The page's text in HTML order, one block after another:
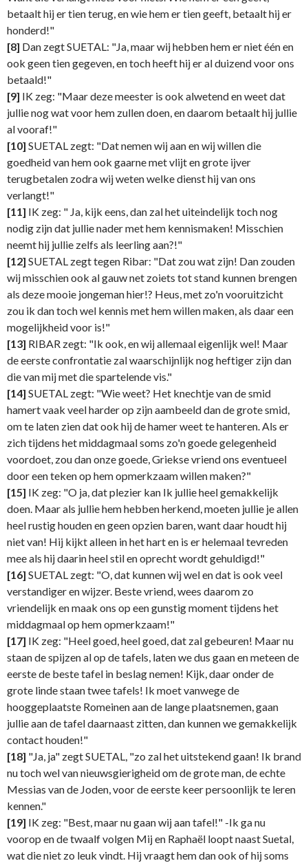
betaalt hij er tien terug, en wie hem er tien geeft, betaalt hij er
honderd!"
[8] Dan zegt SUETAL: "Ja, maar wij hebben hem er niet één en
ook geen tien gegeven, en toch heeft hij er al duizend voor ons
betaald!"
[9] IK zeg: "Maar deze meester is ook alwetend en weet dat
jullie nog wat voor hem zullen doen, en daarom betaalt hij jullie
al vooraf!"
[10] SUETAL zegt: "Dat nemen wij aan en wij willen die
goedheid van hem ook gaarne met vlijt en grote ijver
terugbetalen zodra wij weten welke dienst hij van ons
verlangt!"
[11] IK zeg: " Ja, kijk eens, dan zal het uiteindelijk toch nog
nodig zijn dat jullie nader met hem kennismaken! Misschien
neemt hij jullie zelfs als leerling aan?!"
[12] SUETAL zegt tegen Ribar: "Dat zou wat zijn! Dan zouden
wij misschien ook al gauw net zoiets tot stand kunnen brengen
als deze mooie jongeman hier!? Heus, met zo'n vooruitzicht
zou ik dan toch wel kennis met hem willen maken, als daar een
mogelijkheid voor is!"
[13] RIBAR zegt: "Ik ook, en wij allemaal eigenlijk wel! Maar
de eerste confrontatie zal waarschijnlijk nog heftiger zijn dan
die van mij met die spartelende vis."
[14] SUETAL zegt: "Wie weet? Het knechtje van de smid
hamert vaak veel harder op zijn aambeeld dan de grote smid,
om te laten zien dat ook hij de hamer weet te hanteren. Als er
zich tijdens het middagmaal soms zo'n goede gelegenheid
voordoet, zou dan onze goede, Griekse vriend ons eventueel
door een teken op hem opmerkzaam willen maken?"
[15] IK zeg: "O ja, dat plezier kan Ik jullie heel gemakkelijk
doen. Maar als jullie hem hebben herkend, moeten jullie je allen
heel rustig houden en geen opzien baren, want daar houdt hij
niet van! Hij kijkt alleen in het hart en is er helemaal tevreden
mee als hij daarin heel stil en oprecht wordt gehuldigd!"
[16] SUETAL zegt: "O, dat kunnen wij wel en dat is ook veel
verstandiger en wijzer. Beste vriend, wees daarom zo
vriendelijk en maak ons op een gunstig moment tijdens het
middagmaal op hem opmerkzaam!"
[17] IK zeg: "Heel goed, heel goed, dat zal gebeuren! Maar nu
staan de spijzen al op de tafels, laten we dus gaan en meteen de
eerste de beste tafel in beslag nemen! Kijk, daar onder de
grote linde staan twee tafels! Ik moet vanwege de
hooggeplaatste Romeinen aan de lange plaatsnemen, gaan
jullie aan de tafel daarnaast zitten, dan kunnen we gemakkelijk
contact houden!"
[18] "Ja, ja" zegt SUETAL, "zo zal het uitstekend gaan! Ik brand
nu toch wel van nieuwsgierigheid om de grote man, de echte
Messias van de Joden, voor de eerste keer persoonlijk te leren
kennen."
[19] IK zeg: "Best, maar nu gaan wij aan tafel!" -Ik ga nu
voorop en de twaalf volgen Mij en Raphaël loopt naast Suetal,
wat die niet zo leuk vindt. Hij vraagt hem dan ook of hij soms